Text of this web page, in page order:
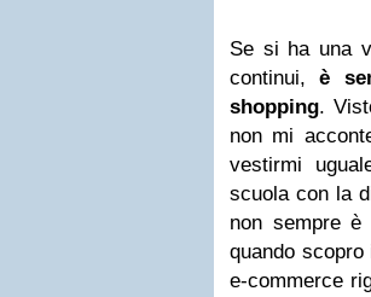
Se si ha una
continui,è
shopping.
non mi
vestirmi
scuola con la
non sempre è
quando scopro
e-commerce